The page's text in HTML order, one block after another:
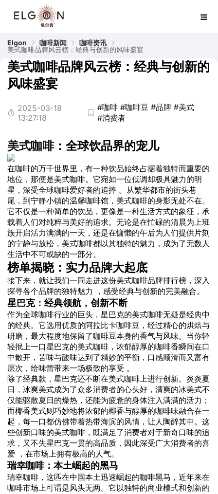
Elgon 咖啡新闻
咖啡资讯
美式咖啡品牌风云榜：经典与创新的风味盛宴
美式咖啡品牌风云榜：经典与创新的
风味盛宴
2025-03-18
13:27:18
#咖啡 #咖啡豆 #品牌 #美式
#消费者
美式咖啡：全球饮品界的宠儿
在咖啡的万千世界里，有一种饮品始终占据着独特而重要的
地位，那便是美式咖啡。它宛如一位低调却极具魅力的明
星，深受全球咖啡爱好者的追捧 。从繁华都市的街头巷
尾，到宁静小镇的温馨咖啡馆，美式咖啡的身影无处不在。
它不仅是一种简单的饮品，更像是一种生活方式的象征，承
载着人们对纯粹与美好的追求。无论是在忙碌的清晨为上班
族开启活力满满的一天，还是在慵懒的午后为人们提供片刻
的宁静与放松，美式咖啡都以其独特的魅力，成为了无数人
生活中不可或缺的一部分。
榜单揭晓：实力品牌大起底
接下来，就让我们一同走进这份美式咖啡品牌排行榜，深入
探寻各个品牌的独特魅力 ，感受经典与创新的完美融合。
星巴克：经典领航，创新不断
作为全球咖啡行业的巨头，星巴克的美式咖啡无疑是经典中
的经典。它选用优质的阿拉比卡咖啡豆 ，经过精心的烘焙与
研磨，最大程度地保留了咖啡豆本身的香气与风味。当你轻
轻抿上一口星巴克的美式咖啡，浓郁醇厚的咖啡香瞬间在口
中散开，苦味与酸味达到了精妙的平衡，口感顺滑而又富有
层次，给味蕾带来一场极致的享受 。
除了经典款，星巴克还不断在美式咖啡上进行创新。炎炎夏
日，冰爽美式成为了众多消费者的心头好，清爽的冰美式不
仅能驱散夏日的燥热，还能为疲惫的身体注入满满的活力；
而椰香美式则巧妙地将浓郁的椰香与醇厚的咖啡味融合在一
起，每一口都仿佛带着热带海滨的风情，让人陶醉其中。这
些创新口味的美式咖啡，既满足了消费者对于新奇口味的追
求，又不失星巴克一贯的高品质，因此深受广大消费者的喜
爱 ，在市场上拥有极高的人气。
瑞幸咖啡：本土崛起的黑马
瑞幸咖啡，这匹在中国本土迅速崛起的咖啡黑马，近年来在
咖啡市场上可谓是风头无两。它以独特的商业模式和创新的